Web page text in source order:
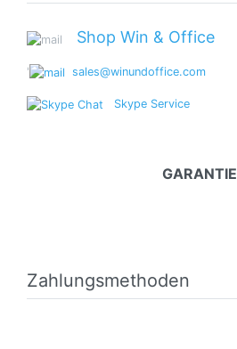
Shop Win & Office
' sales@winundoffice.com
Skype Service
GARANTIE
Zahlungsmethoden